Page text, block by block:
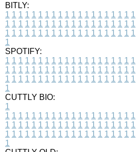
BITLY:
1 1 1 1 1 1 1 1 1 1 1 1 1 1 1 1 1 1 1 1
1 1 1 1 1 1 1 1 1 1 1 1 1 1 1 1 1 1 1 1
1 1 1 1 1 1 1 1 1 1 1 1 1 1 1 1 1 1 1 1
1
SPOTIFY:
1 1 1 1 1 1 1 1 1 1 1 1 1 1 1 1 1 1 1 1
1 1 1 1 1 1 1 1 1 1 1 1 1 1 1 1 1 1 1 1
1 1 1 1 1 1 1 1 1 1 1 1 1 1 1 1 1 1 1 1
1
CUTTLY BIO:
1
1 1 1 1 1 1 1 1 1 1 1 1 1 1 1 1 1 1 1 1
1 1 1 1 1 1 1 1 1 1 1 1 1 1 1 1 1 1 1 1
1 1 1 1 1 1 1 1 1 1 1 1 1 1 1 1 1 1 1 1
1